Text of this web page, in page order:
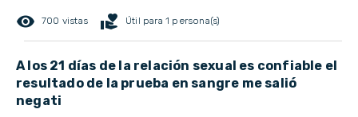
remove_red_eye 700 vistas volunteer_activism Útil para 1 persona(s)
A los 21 días de la relación sexual es confiable el
resultado de la prueba en sangre me salió
negati